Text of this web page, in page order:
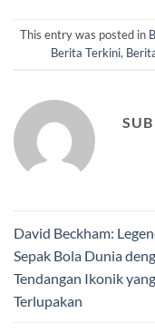
This entry was posted in
Berita Terkini,
David Beckham:
Sepak Bola Dunia
Tendangan Ikonik
Terlupakan